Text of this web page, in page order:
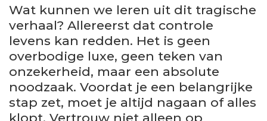
Wat kunnen we leren uit dit tragische
verhaal? Allereerst dat controle
levens kan redden. Het is geen
overbodige luxe, geen teken van
onzekerheid, maar een absolute
noodzaak. Voordat je een belangrijke
stap zet, moet je altijd nagaan of alles
klopt. Vertrouw niet alleen op